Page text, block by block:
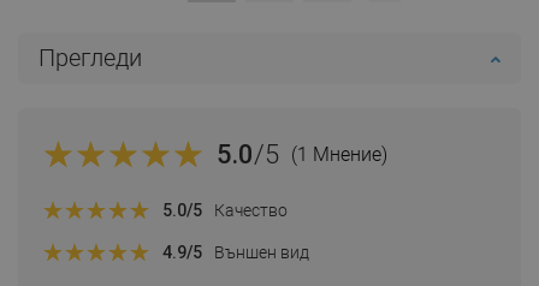
Прегледи
5.0/5 (1 Мнение)
5.0/5 Качество
4.9/5 Външен вид